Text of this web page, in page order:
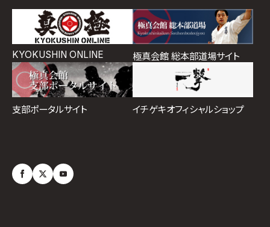
KYOKUSHIN ONLINE 極真会館 総本部道場サイト
支部ポータルサイト イチゲキオフィシャルショップ